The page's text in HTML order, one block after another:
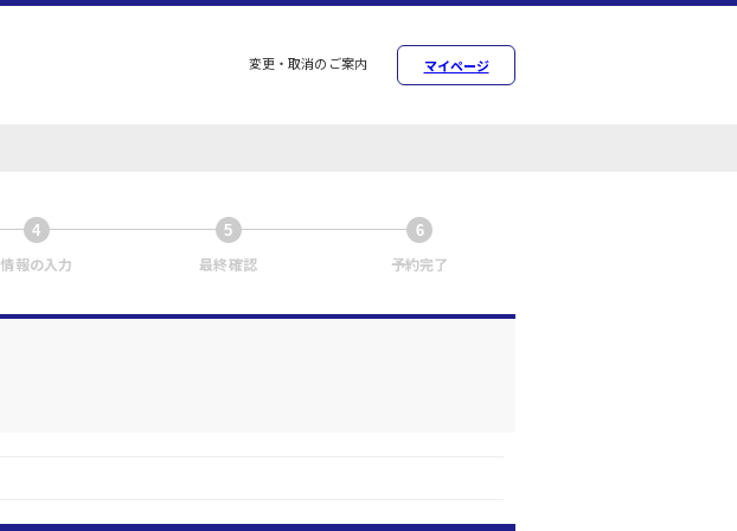
変更・取消のご案内 マイページ
4
情報の入力
5
最終確認
6
予約完了